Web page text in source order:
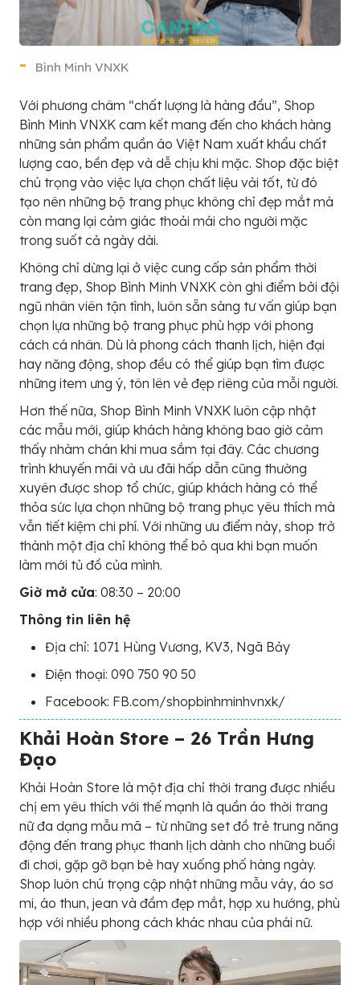
Bình Minh VNXK
Với phương châm “chất lượng là hàng đầu”, Shop
Bình Minh VNXK cam kết mang đến cho khách hàng
những sản phẩm quần áo Việt Nam xuất khẩu chất
lượng cao, bền đẹp và dễ chịu khi mặc. Shop đặc biệt
chú trọng vào việc lựa chọn chất liệu vải tốt, từ đó
tạo nên những bộ trang phục không chỉ đẹp mắt mà
còn mang lại cảm giác thoải mái cho người mặc
trong suốt cả ngày dài.
Không chỉ dừng lại ở việc cung cấp sản phẩm thời
trang đẹp, Shop Bình Minh VNXK còn ghi điểm bởi đội
ngũ nhân viên tận tình, luôn sẵn sàng tư vấn giúp bạn
chọn lựa những bộ trang phục phù hợp với phong
cách cá nhân. Dù là phong cách thanh lịch, hiện đại
hay năng động, shop đều có thể giúp bạn tìm được
những item ưng ý, tôn lên vẻ đẹp riêng của mỗi người.
Hơn thế nữa, Shop Bình Minh VNXK luôn cập nhật
các mẫu mới, giúp khách hàng không bao giờ cảm
thấy nhàm chán khi mua sắm tại đây. Các chương
trình khuyến mãi và ưu đãi hấp dẫn cũng thường
xuyên được shop tổ chức, giúp khách hàng có thể
thỏa sức lựa chọn những bộ trang phục yêu thích mà
vẫn tiết kiệm chi phí. Với những ưu điểm này, shop trở
thành một địa chỉ không thể bỏ qua khi bạn muốn
làm mới tủ đồ của mình.
Giờ mở cửa: 08:30 – 20:00
Thông tin liên hệ
Địa chỉ: 1071 Hùng Vương, KV3, Ngã Bảy
Điện thoại: 090 750 90 50
Facebook: FB.com/shopbinhminhvnxk/
Khải Hoàn Store – 26 Trần Hưng
Đạo
Khải Hoàn Store là một địa chỉ thời trang được nhiều
chị em yêu thích với thế mạnh là quần áo thời trang
nữ đa dạng mẫu mã – từ những set đồ trẻ trung năng
động đến trang phục thanh lịch dành cho những buổi
đi chơi, gặp gỡ bạn bè hay xuống phố hàng ngày.
Shop luôn chú trọng cập nhật những mẫu váy, áo sơ
mi, áo thun, jean và đầm đẹp mắt, hợp xu hướng, phù
hợp với nhiều phong cách khác nhau của phái nữ.